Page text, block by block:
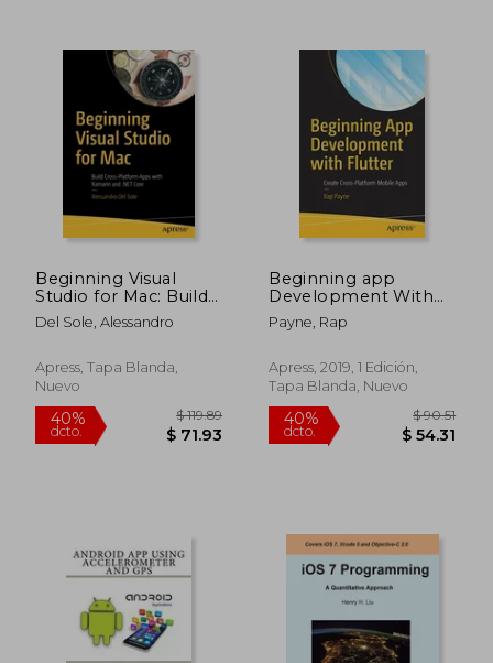
40% 40%
dcto.
Beginning Visual
Studio for Mac: Build
Cross-Platform Apps
with Xamarin and
Del Sole, Alessandro
Apress, Tapa Blanda,
Nuevo
Beginning app
Development With
Flutter: Create Cross-
Platform Mobile
Payne, Rap
Apress, 2019, 1 Edición,
Tapa Blanda, Nuevo